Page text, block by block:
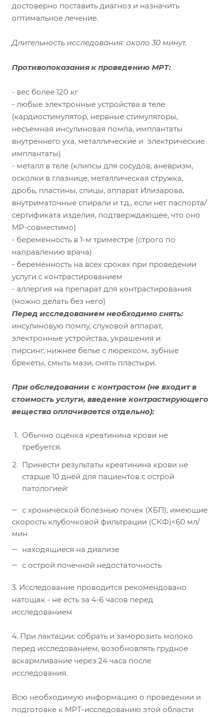
достоверно поставить диагноз и назначить
оптимальное лечение.
Длительность исследования: около 30 минут.
Противопоказания к проведению МРТ:
- вес более 120 кг
- любые электронные устройства в теле
(кардиостимулятор, нервные стимуляторы,
несъемная инсулиновая помпа, имплантаты
внутреннего уха, металлические и электрические
имплантаты)
- металл в теле (клипсы для сосудов, аневризм,
осколки в глазнице, металлическая стружка,
дробь, пластины, спицы, аппарат Илизарова,
внутриматочные спирали и т.д., если нет паспорта/
сертификата изделия, подтверждающее, что оно
МР-совместимо)
- беременность в 1-м триместре (строго по
направлению врача)
- беременность на всех сроках при проведении
услуги с контрастированием
- аллергия на препарат для контрастирования
(можно делать без него)
Перед исследованием необходимо снять:
инсулиновую помпу, слуховой аппарат,
электронные устройства, украшения и
пирсинг, нижнее белье с люрексом, зубные
брекеты, смыть мази, снять пластыри.
При обследовании с контрастом (не входит в
стоимость услуги, введение контрастирующего
вещества оплачивается отдельно):
Обычно оценка креатинина крови не
требуется.
Принести результаты креатинина крови не
старше 10 дней для пациентов с острой
патологией:
с хронической болезнью почек (ХБП), имеющие
скорость клубочковой фильтрации (СКФ)<60 мл/
мин
находящиеся на диализе
с острой почечной недостаточность
3. Исследование проводится рекомендовано
натощак - не есть за 4-6 часов перед
исследованием
4. При лактации: собрать и заморозить молоко
перед исследованием, возобновлять грудное
вскармливание через 24 часа после
исследования.
Всю необходимую информацию о проведении и
подготовке к МРТ-исследованию этой области